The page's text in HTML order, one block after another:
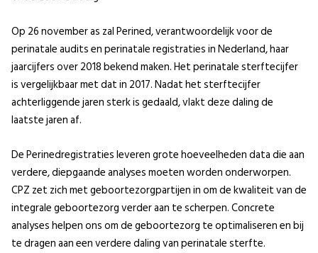
Op 26 november as zal Perined, verantwoordelijk voor de
perinatale audits en perinatale registraties in Nederland, haar
jaarcijfers over 2018 bekend maken. Het perinatale sterftecijfer
is vergelijkbaar met dat in 2017. Nadat het sterftecijfer
achterliggende jaren sterk is gedaald, vlakt deze daling de
laatste jaren af.
De Perinedregistraties leveren grote hoeveelheden data die aan
verdere, diepgaande analyses moeten worden onderworpen.
CPZ zet zich met geboortezorgpartijen in om de kwaliteit van de
integrale geboortezorg verder aan te scherpen. Concrete
analyses helpen ons om de geboortezorg te optimaliseren en bij
te dragen aan een verdere daling van perinatale sterfte.